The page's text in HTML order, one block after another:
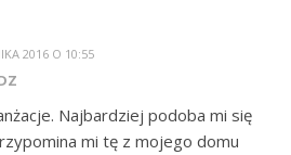
2016 O 10:55
Najbardziej podoba mi się
mi tę z mojego domu